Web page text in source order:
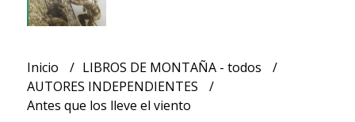
Inicio
LIBROS DE MONTAÑA - todos
AUTORES INDEPENDIENTES
Antes que los lleve el viento